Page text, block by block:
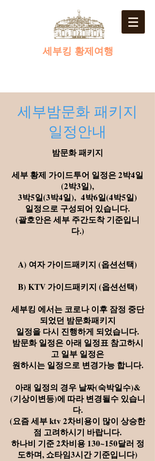
​세부킹 황제여행
​세부밤문화 패키지
일정안내
밤문화 패키지
세부 황제 가이드투어 일정은 2박4일
(2박3일),
3박5일(3박4일), 4박6일(4박5일)
일정으로 구성되어 있습니다.
(괄호안은 세부 주간도착 기준입니
다.)
A) 여자 가이드패키지 (옵션선택)
B) KTV 가이드패키지 (옵션선택)
세부킹 에서는 코로나 이후 잠정 중단
되었던 밤문화패키지
일정을 다시 진행하게 되었습니다.
밤문화 일정은 아래 일정표 참고하시
고 일부 일정은
원하시는 일정으로 변경가능 합니다.
아래 일정의 경우 날짜(숙박일수)&
(기상이변등)에 따라 변경될수 있습니
다.
(요즘 세부 ktv 2차비용이 많이 상승한
점 고려하시기 바랍니다.
하나비 기준 2차비용 130~150달러 정
도하며, 쇼타임3시간 기준입니다)